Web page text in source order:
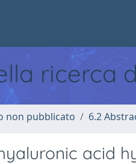
ricerca
non pubblicato 6.2
acid